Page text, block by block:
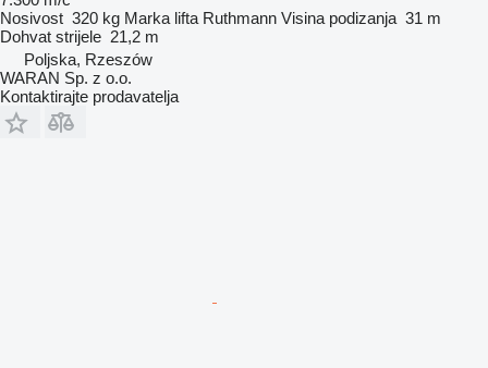
Nosivost 320 kg Marka lifta Ruthmann Visina podizanja 31 m
Dohvat strijele 21,2 m
Poljska, Rzeszów
WARAN Sp. z o.o.
Kontaktirajte prodavatelja